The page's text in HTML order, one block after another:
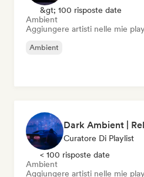
&gt; 100 risposte date
Ambient
Aggiungere artisti nelle mie
Ambient
Curatore Di Playlist
< 100 risposte date
Ambient
Aggiungere artisti nelle mie